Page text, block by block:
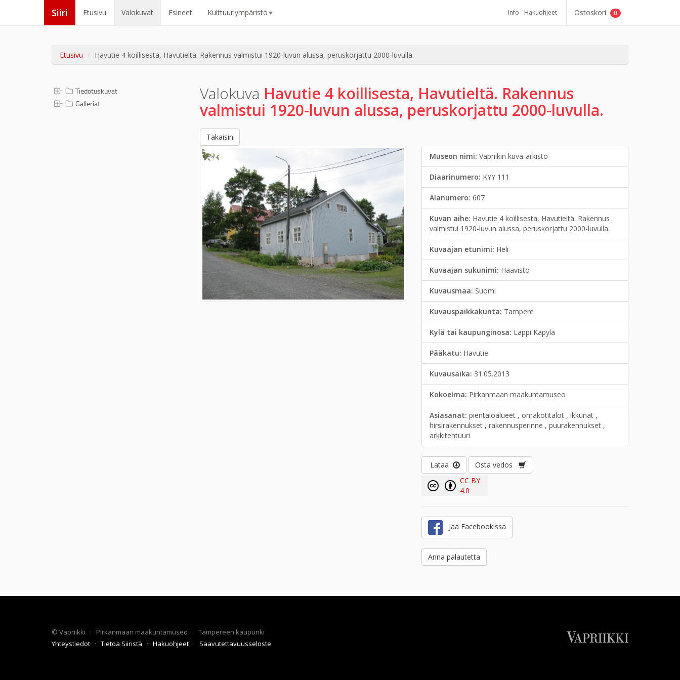
Siiri Etusivu Valokuvat Esineet Kulttuuriympäristö Info Hakuohjeet Ostoskori 0
Etusivu Havutie 4 koillisesta, Havutieltä. Rakennus valmistui 1920-luvun alussa, peruskorjattu 2000-luvulla.
Tiedotuskuvat
Galleriat
Valokuva Havutie 4 koillisesta, Havutieltä. Rakennus
valmistui 1920-luvun alussa, peruskorjattu 2000-luvulla.
Takaisin
Museon nimi:Vapriikin kuva-arkisto
Diaarinumero: KYY 111
Alanumero:607
Kuvan aihe: Havutie 4 koillisesta, Havutieltä. Rakennus
valmistui 1920-luvun alussa, peruskorjattu 2000-luvulla.
Kuvaajan etunimi: Heli
Kuvaajan sukunimi: Haavisto
Kuvausmaa: Suomi
Kuvauspaikkakunta: Tampere
Kylä tai kaupunginosa: Lappi Käpylä
Pääkatu: Havutie
Kuvausaika: 31.05.2013
Kokoelma: Pirkanmaan maakuntamuseo
Asiasanat:pientaloalueet , omakotitalot , ikkunat ,
hirsirakennukset , rakennusperinne , puurakennukset ,
arkkitehtuuri
Lataa
Osta vedos
CC BY
4.0
Jaa Facebookissa
Anna palautetta
© Vapriikki · Pirkanmaan maakuntamuseo · Tampereen kaupunki
Yhteystiedot · Tietoa Siiristä · Hakuohjeet · Saavutettavuusseloste